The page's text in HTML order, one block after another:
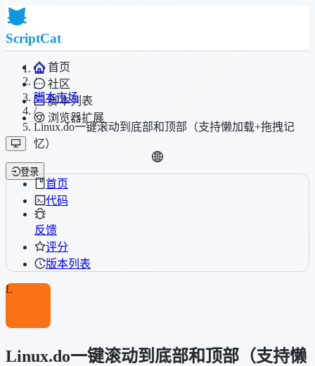
ScriptCat
首页
社区
脚本列表
浏览器扩展
登录
/
脚本市场
/
Linux.do一键滚动到底部和顶部（支持懒加载+拖拽记
忆）
首页
代码
反馈
评分
版本列表
L
Linux.do一键滚动到底部和顶部（支持懒